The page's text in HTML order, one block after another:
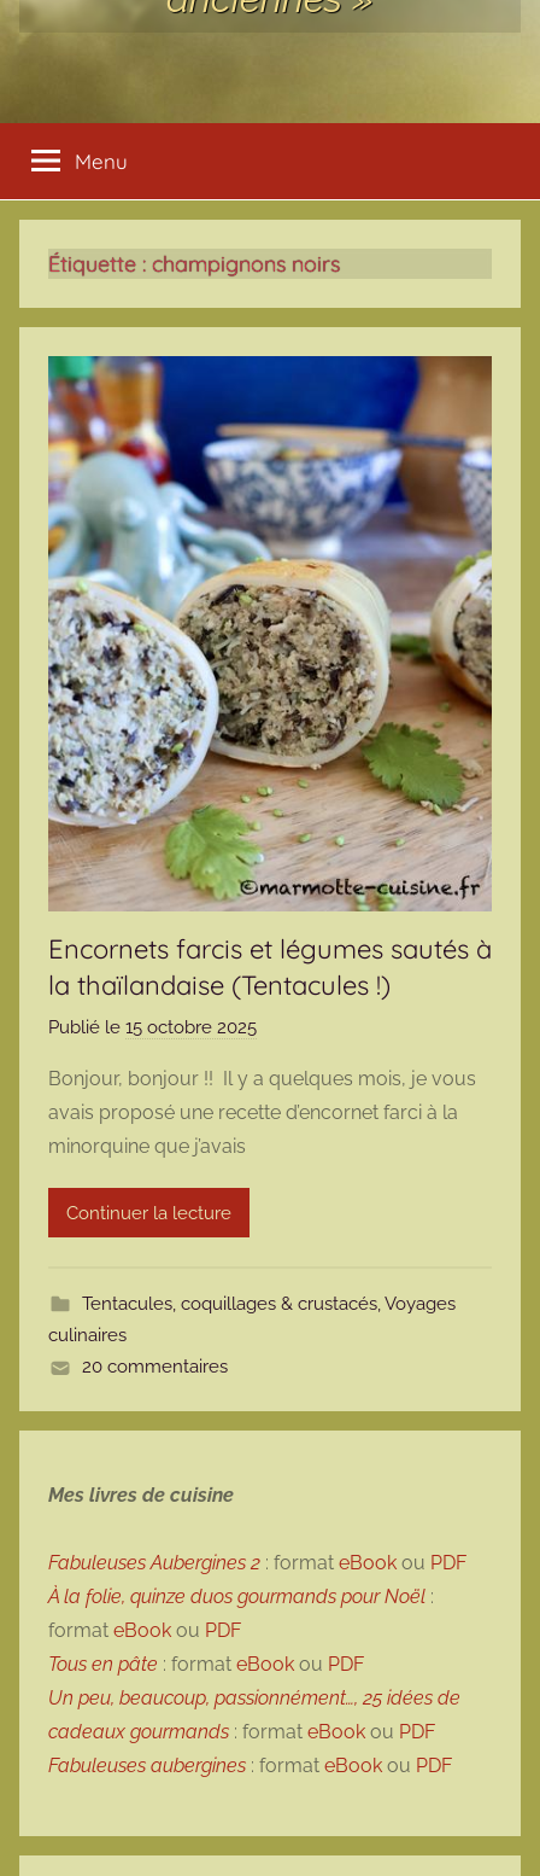
Menu
Étiquette : champignons noirs
Encornets farcis et légumes sautés à
la thaïlandaise (Tentacules !)
Publié le 15 octobre 2025
r
m
t
Bonjour, bonjour !! Il y a quelques mois, je vous
avais proposé une recette d’encornet farci à la
minorquine que j’avais
Continuer la lecture
Tentacules, coquillages & crustacés,Voyages
culinaires
20 commentaires
Mes livres de cuisine
Fabuleuses Aubergines 2 : format eBook ou PDF
À la folie, quinze duos gourmands pour Noël :
format eBook ou PDF
Tous en pâte : format eBook ou PDF
Un peu, beaucoup, passionnément…, 25 idées de
cadeaux gourmands : format eBook ou PDF
Fabuleuses aubergines : format eBook ou PDF